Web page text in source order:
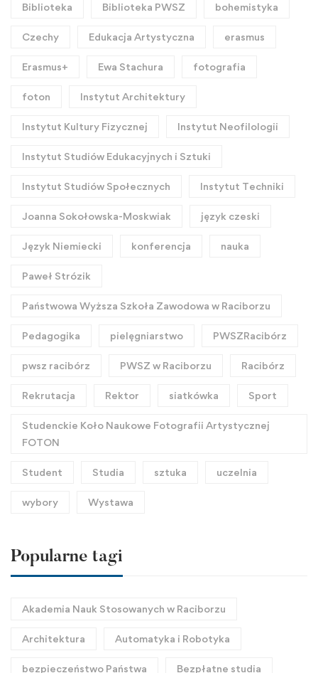
Biblioteka Biblioteka PWSZ bohemistyka
Czechy Edukacja Artystyczna erasmus
Erasmus+ Ewa Stachura fotografia
foton Instytut Architektury
Instytut Kultury Fizycznej Instytut Neofilologii
Instytut Studiów Edukacyjnych i Sztuki
Instytut Studiów Społecznych Instytut Techniki
Joanna Sokołowska-Moskwiak język czeski
Język Niemiecki konferencja nauka
Paweł Strózik
Państwowa Wyższa Szkoła Zawodowa w Raciborzu
Pedagogika pielęgniarstwo PWSZRacibórz
pwsz racibórz PWSZ w Raciborzu Racibórz
Rekrutacja Rektor siatkówka Sport
Studenckie Koło Naukowe Fotografii Artystycznej
FOTON
Student Studia sztuka uczelnia
wybory Wystawa
Popularne tagi
Akademia Nauk Stosowanych w Raciborzu
Architektura Automatyka i Robotyka
bezpieczeństwo Państwa Bezpłatne studia